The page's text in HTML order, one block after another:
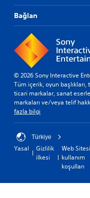
Bağlan
© 2026 Sony Interactive
Tüm içerik, oyun
ticari markalar, sanat
markaları ve/veya telif
fazla bilgi
Türkiye
Yasal
Gizlilik
ilkesi
Web Sitesi
kullanım
koşulları